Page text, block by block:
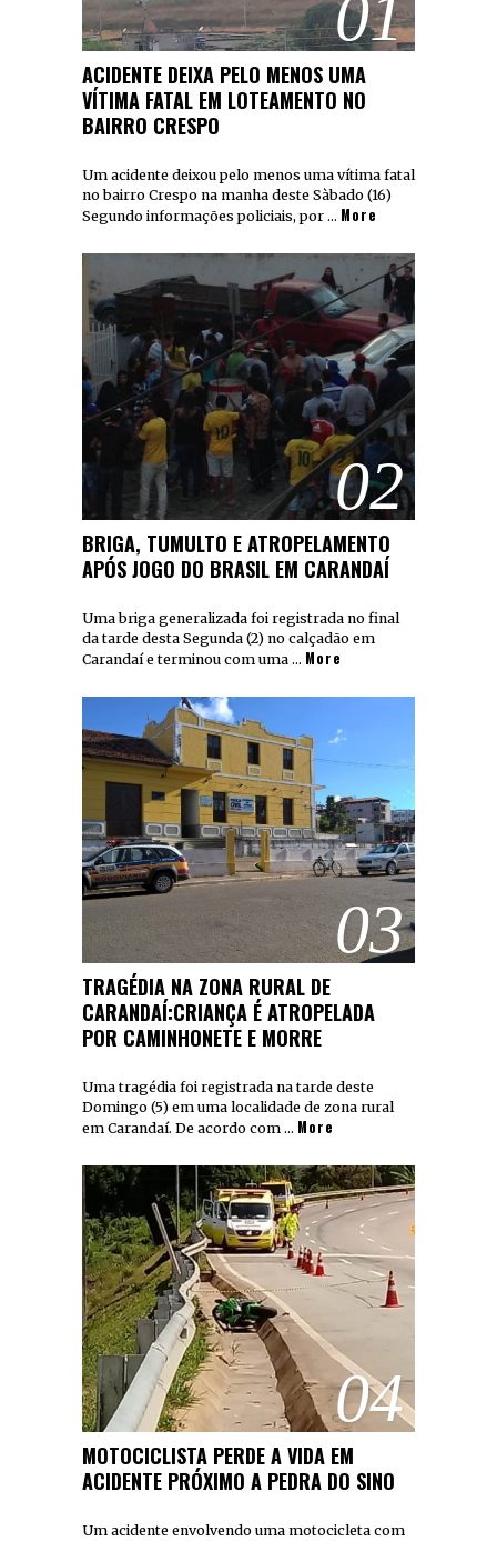
01
ACIDENTE DEIXA PELO MENOS UMA
VÍTIMA FATAL EM LOTEAMENTO NO
BAIRRO CRESPO
Um acidente deixou pelo menos uma vítima fatal
no bairro Crespo na manha deste Sàbado (16)
Segundo informações policiais, por … More
02
BRIGA, TUMULTO E ATROPELAMENTO
APÓS JOGO DO BRASIL EM CARANDAÍ
Uma briga generalizada foi registrada no final
da tarde desta Segunda (2) no calçadão em
Carandaí e terminou com uma … More
03
TRAGÉDIA NA ZONA RURAL DE
CARANDAÍ:CRIANÇA É ATROPELADA
POR CAMINHONETE E MORRE
Uma tragédia foi registrada na tarde deste
Domingo (5) em uma localidade de zona rural
em Carandaí. De acordo com … More
04
MOTOCICLISTA PERDE A VIDA EM
ACIDENTE PRÓXIMO A PEDRA DO SINO
Um acidente envolvendo uma motocicleta com